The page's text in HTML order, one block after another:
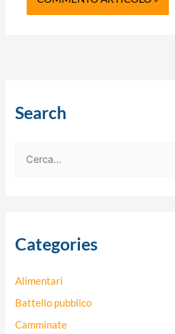
Search
a
Categories
Alimentari
Battello pubblico
Camminate